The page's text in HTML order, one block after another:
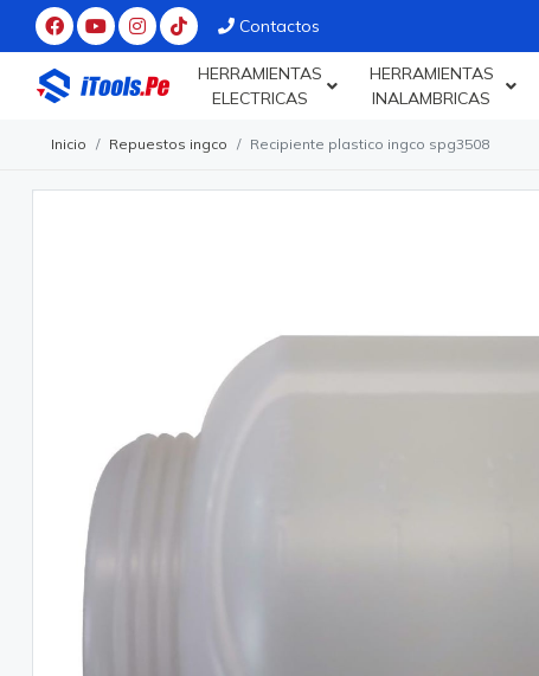
Contactos
HERRAMIENTAS
ELECTRICAS
HERRAMIENTAS
INALAMBRICAS
Inicio Repuestos ingco Recipiente plastico ingco spg3508